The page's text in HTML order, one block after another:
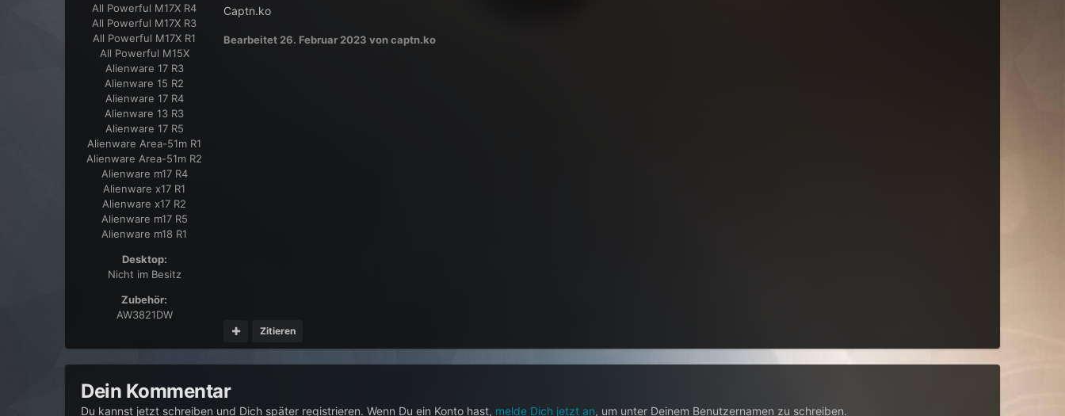
All Powerful M17X R4
All Powerful M17X R3
All Powerful M17X R1
All Powerful M15X
Alienware 17 R3
Alienware 15 R2
Alienware 17 R4
Alienware 13 R3
Alienware 17 R5
Alienware Area-51m R1
Alienware Area-51m R2
Alienware m17 R4
Alienware x17 R1
Alienware x17 R2
Alienware m17 R5
Alienware m18 R1
Desktop:
Nicht im Besitz
Zubehör:
AW3821DW
Captn.ko
Bearbeitet26. Februar 2023 von captn.ko
Zitieren
Dein Kommentar
Du kannst jetzt schreiben und Dich später registrieren. Wenn Du ein Konto hast, melde Dich jetzt an, um unter Deinem Benutzernamen zu schreiben.